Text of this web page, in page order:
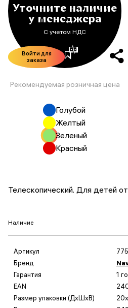
Уточните наличие
у менеджера
С учетом НДС
Войти для
заказа
Рекомендуемая розничная цена
Голубой
Желтый
Зеленый
Красный
Телескопический. Для детей
Наличие
Артикул
Бренд
Гарантия
1
EAN
Размер упаковки (ДxШxВ)